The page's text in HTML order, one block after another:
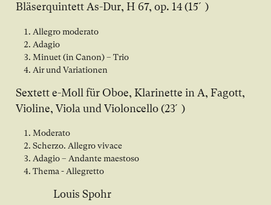
Bläserquintett As-Dur, H 67, op. 14 (15´)
Allegro moderato
Adagio
Minuet (in Canon) – Trio
Air und Variationen
Sextett e-Moll für Oboe, Klarinette in A, Fagott,
Violine, Viola und Violoncello (23´)
Moderato
Scherzo. Allegro vivace
Adagio – Andante maestoso
Thema - Allegretto
Louis Spohr